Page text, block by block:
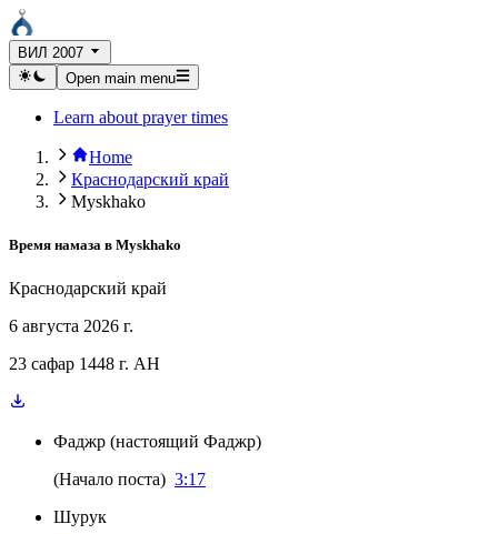
ВИЛ 2007
Open main menu
Learn about prayer times
Home
Краснодарский край
Myskhako
Время намаза в Myskhako
Краснодарский край
6 августа 2026 г.
23 сафар 1448 г. AH
Фаджр (настоящий Фаджр)
(Начало поста) 3:17
Шурук